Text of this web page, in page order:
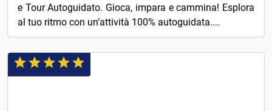
e Tour Autoguidato. Gioca, impara e cammina! Esplora
al tuo ritmo con un’attività 100% autoguidata....